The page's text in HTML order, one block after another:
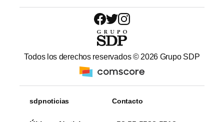
Todos los derechos reservados © 2026 Grupo SDP
sdpnoticias Contacto